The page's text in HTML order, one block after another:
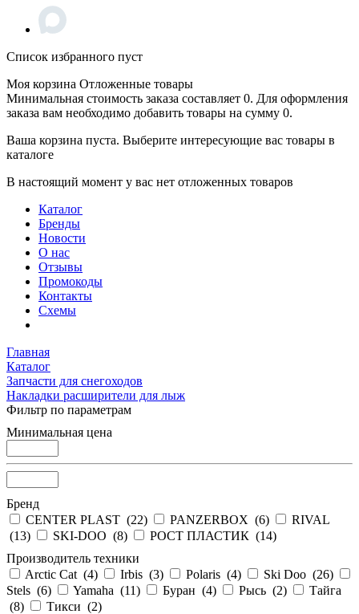
Список избранного пуст
Моя корзина Отложенные товары
Минимальная стоимость заказа составляет 0. Для оформления
заказа вам необходимо добавить товары на сумму 0.
Ваша корзина пуста. Выберите интересующие вас товары в
каталоге
В настоящий момент у вас нет отложенных товаров
Каталог
Бренды
Новости
О нас
Отзывы
Промокоды
Контакты
Схемы
Главная
Каталог
Запчасти для снегоходов
Накладки расширители для лыж
Фильтр по параметрам
Минимальная цена
Бренд
CENTER PLAST (22) PANZERBOX (6)
RIVAL
(13) SKI-DOO (8) РОСТ ПЛАСТИК (14)
Производитель техники
Arctic Cat (4) Irbis (3) Polaris (4) Ski Doo (26)
Stels (6) Yamaha (11) Буран (4) Рысь (2)
Тайга
(8) Тикси (2)